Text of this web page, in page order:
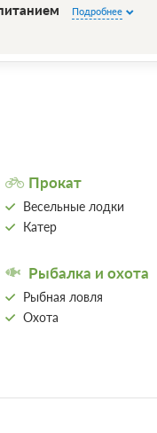
Подробнее
Прокат
Весельные лодки
Катер
Рыбалка и охота
Рыбная ловля
Охота